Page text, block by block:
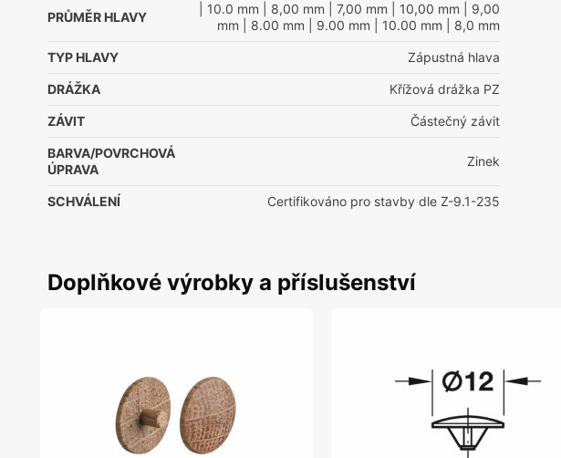
PRŮMĚR HLAVY
| 10.0 mm | 8,00 mm | 7,00 mm | 10,00 mm | 9,00
mm | 8.00 mm | 9.00 mm | 10.00 mm | 8,0 mm
TYP HLAVY Zápustná hlava
DRÁŽKA Křížová drážka PZ
ZÁVIT Částečný závit
BARVA/POVRCHOVÁ
ÚPRAVA
Zinek
SCHVÁLENÍ Certifikováno pro stavby dle Z-9.1-235
Doplňkové výrobky a příslušenství